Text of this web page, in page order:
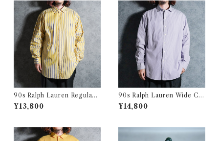
90s Ralph Lauren Regular
Collar Check Shirts CURH
AM SPORT ラルフローレン
¥13,800
90s Ralph Lauren Wide Col
lar Stripe Shirts Purple ラ
ルフローレン ワイドカラー ス
¥14,800